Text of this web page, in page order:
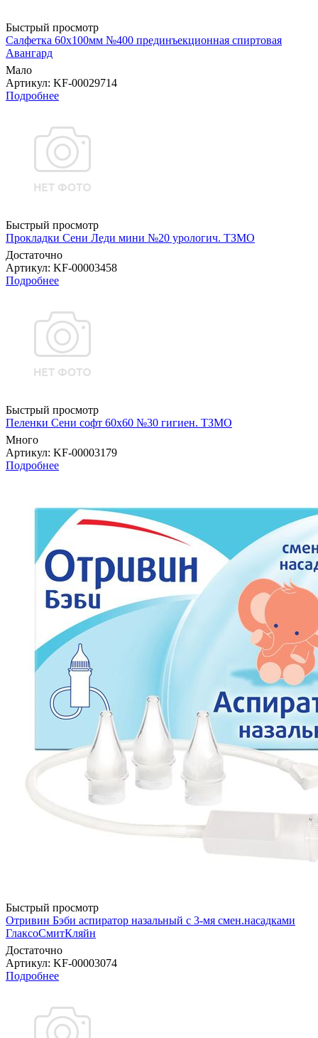
Быстрый просмотр
Салфетка 60х100мм №400 прединъекционная спиртовая
Авангард
Мало
Артикул: KF-00029714
Подробнее
Быстрый просмотр
Прокладки Сени Леди мини №20 урологич. ТЗМО
Достаточно
Артикул: KF-00003458
Подробнее
Быстрый просмотр
Пеленки Сени софт 60х60 №30 гигиен. ТЗМО
Много
Артикул: KF-00003179
Подробнее
Быстрый просмотр
Отривин Бэби аспиратор назальный с 3-мя смен.насадками
ГлаксоСмитКляйн
Достаточно
Артикул: KF-00003074
Подробнее